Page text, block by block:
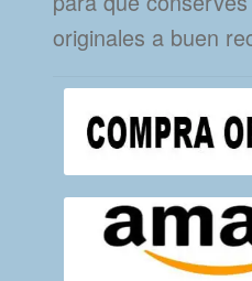
originales a buen